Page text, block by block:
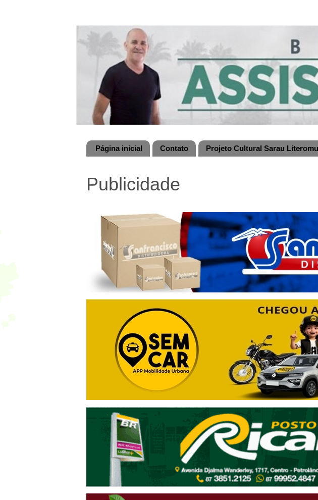
Página inicial Contato Projeto Cultural Sarau
Publicidade